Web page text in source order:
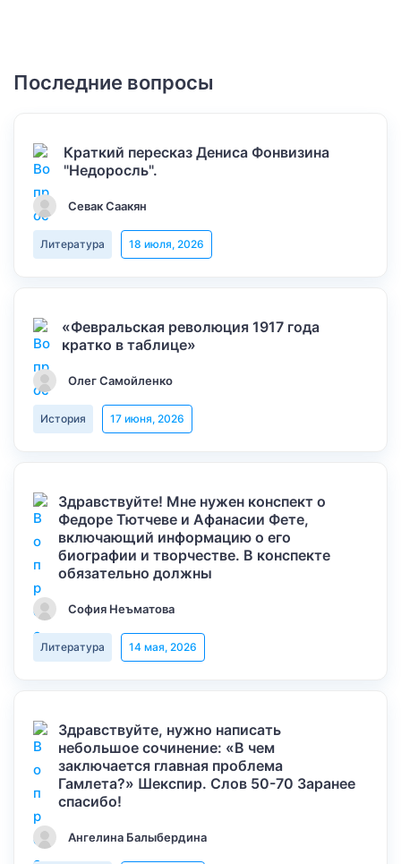
Последние вопросы
Краткий пересказ Дениса Фонвизина
"Недоросль".
Севак Саакян
Литература 18 июля, 2026
«Февральская революция 1917 года
кратко в таблице»
Олег Самойленко
История 17 июня, 2026
Здравствуйте! Мне нужен конспект о
Федоре Тютчеве и Афанасии Фете,
включающий информацию о его
биографии и творчестве. В конспекте
обязательно должны
София Неъматова
Литература 14 мая, 2026
Здравствуйте, нужно написать
небольшое сочинение: «В чем
заключается главная проблема
Гамлета?» Шекспир. Слов 50-70 Заранее
спасибо!
Ангелина Балыбердина